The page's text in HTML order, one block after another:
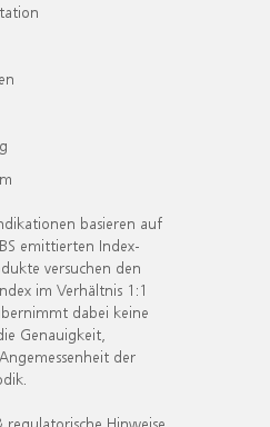
basieren auf
emittierten Index-
versuchen den
im Verhältnis 1:1
dabei keine
Genauigkeit,
der